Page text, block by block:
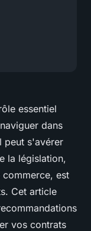
essentiel
dans
peut s'avérer
la législation,
est
Cet article
vos contrats